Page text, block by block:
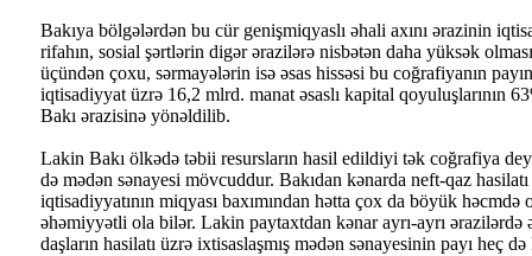
Bakıya bölgələrdən bu cür genişmiqyaslı əhali axını ərazinin
rifahın, sosial şərtlərin digər ərazilərə nisbətən daha yüksək
üçündən çoxu, sərmayələrin isə əsas hissəsi bu coğrafiyanın
iqtisadiyyat üzrə 16,2 mlrd. manat əsaslı kapital qoyuluşlarının
Bakı ərazisinə yönəldilib.
Lakin Bakı ölkədə təbii resursların hasil edildiyi tək coğrafiya
də mədən sənayesi mövcuddur. Bakıdan kənarda neft-qaz
iqtisadiyyatının miqyası baxımından hətta çox da böyük
əhəmiyyətli ola bilər. Lakin paytaxtdan kənar ayrı-ayrı ərazilərdə
daşların hasilatı üzrə ixtisaslaşmış mədən sənayesinin payı heç